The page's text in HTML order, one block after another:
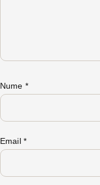
Nume *
Email *